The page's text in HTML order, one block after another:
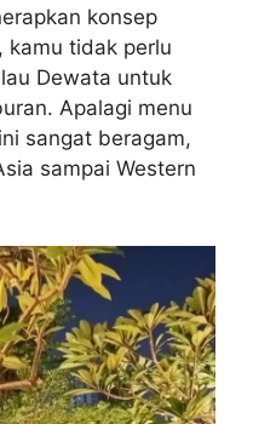
konsep
kamu tidak perlu
Dewata untuk
Apalagi menu
sangat beragam,
sampai Western